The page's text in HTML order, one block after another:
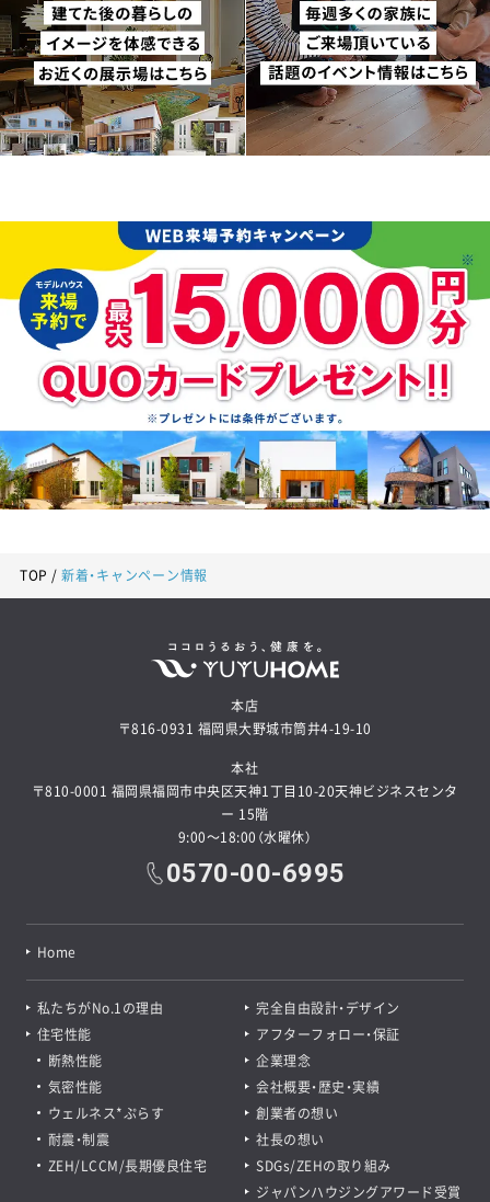
TOP 新着・キャンペーン情報
本店
〒816-0931 福岡県大野城市筒井4-19-10
本社
〒810-0001 福岡県福岡市中央区天神1丁目10-20天神ビジネスセンタ
ー 15階
9:00～18:00（水曜休）
0570-00-6995
Home
私たちがNo.1の理由
完全自由設計・デザイン
住宅性能
断熱性能
気密性能
ウェルネス*ぷらす
耐震・制震
ZEH/LCCM/長期優良住宅
アフターフォロー・保証
企業理念
会社概要・歴史・実績
創業者の想い
社長の想い
SDGs/ZEHの取り組み
ジャパンハウジングアワード受賞